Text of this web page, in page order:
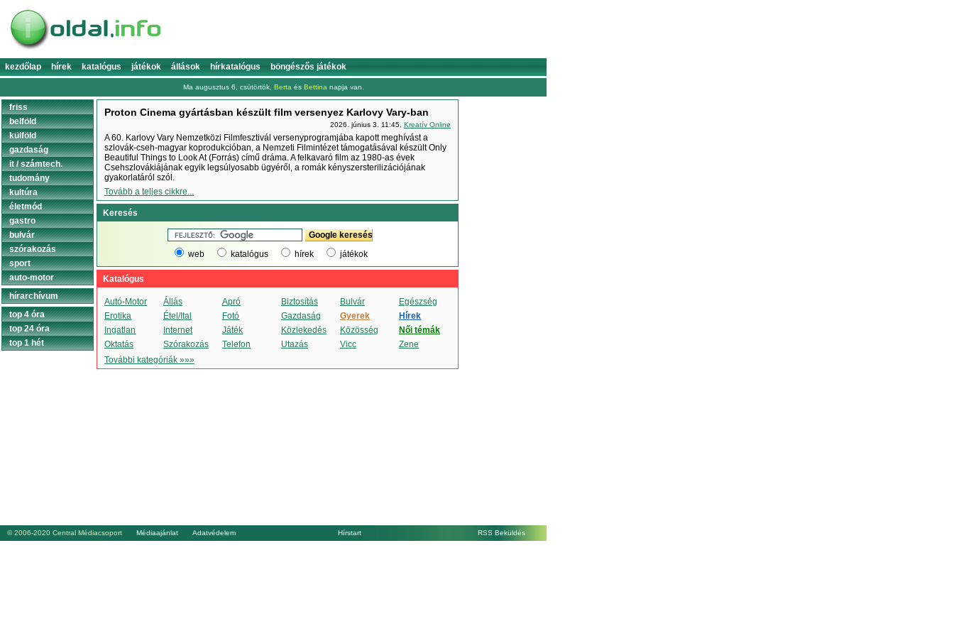
kezdőlap hírek katalógus játékok állások hírkatalógus böngészős játékok
Ma augusztus 6, csütörtök, Berta és Bettina napja van.
Proton Cinema gyártásban készült film versenyez Karlovy Vary-ban
2026. június 3. 11:45, Kreatív Online
A 60. Karlovy Vary Nemzetközi Filmfesztivál versenyprogramjába kapott meghívást a
szlovák-cseh-magyar koprodukcióban, a Nemzeti Filmintézet támogatásával készült Only
Beautiful Things to Look At (Forrás) című dráma. A felkavaró film az 1980-as évek
Csehszlovákiájának egyik legsúlyosabb ügyéről, a romák kényszersterilizációjának
gyakorlatáról szól.
Tovább a teljes cikkre...
Keresés
web katalógus hírek játékok
Katalógus
Autó-Motor Állás Apró Biztosítás Bulvár
Egészség
Erotika
Étel/Ital Fotó Gazdaság Gyerek
Hírek
Ingatlan
Internet Játék Közlekedés Közösség
Női témák
Oktatás
Szórakozás Telefon Utazás Vicc
Zene
További kategóriák »»»
friss
belföld
külföld
gazdaság
it / számtech.
tudomány
kultúra
életmód
gastro
bulvár
szórakozás
sport
auto-motor
hírarchívum
top 4 óra
top 24 óra
top 1 hét
RSS Beküldés
© 2006-2020 Central Médiacsoport Médiaajánlat Adatvédelem Hírstart